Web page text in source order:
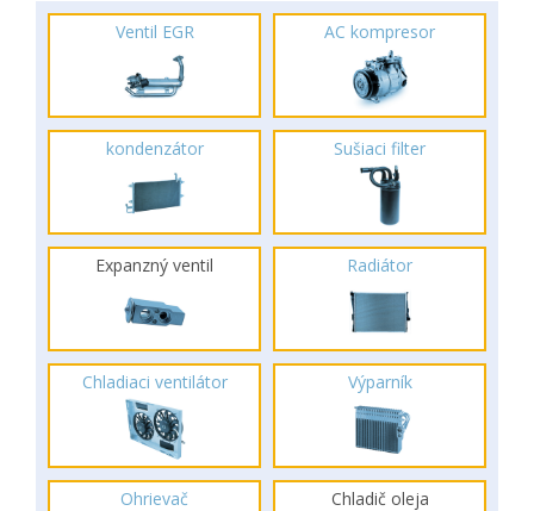
Ventil EGR AC kompresor
kondenzátor Sušiaci filter
Expanzný ventil Radiátor
Chladiaci ventilátor Výparník
Ohrievač Chladič oleja